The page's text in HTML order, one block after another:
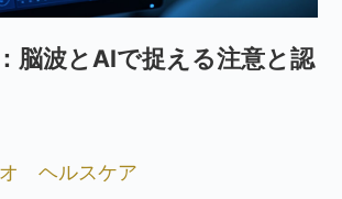
脳波とAIで捉える注意と認
ヘルスケア